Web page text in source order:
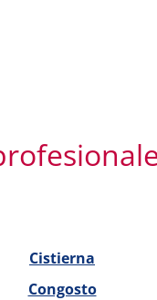
Cistierna
Congosto